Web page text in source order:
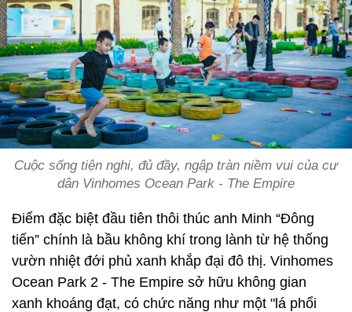
Cuộc sống tiện nghi, đủ đầy, ngập tràn niềm vui của cư
dân Vinhomes Ocean Park - The Empire
Điểm đặc biệt đầu tiên thôi thúc anh Minh “Đông
tiến” chính là bầu không khí trong lành từ hệ thống
vườn nhiệt đới phủ xanh khắp đại đô thị. Vinhomes
Ocean Park 2 - The Empire sở hữu không gian
xanh khoáng đạt, có chức năng như một "lá phổi